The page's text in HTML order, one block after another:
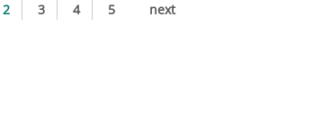
2 3 4 5 next